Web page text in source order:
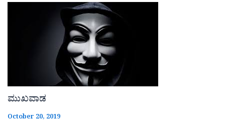
ಮುಖವಾಡ
October 20, 2019